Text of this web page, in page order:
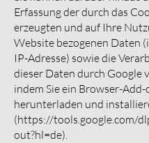
Erfassung der durch das
erzeugten und auf Ihre
Website bezogenen Daten
IP-Adresse) sowie die
dieser Daten durch Google
indem Sie ein Browser-Add-
herunterladen und
(https://tools.google.com/
out?hl=de).